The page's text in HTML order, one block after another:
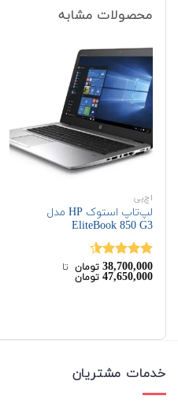
محصولات مشابه
اچ‌پی
لپ‌تاپ استوک HP مدل
EliteBook 850 G3
نمره4.50
از 5
38,700,000 تومان‌ تا ‌
47,650,000 تومان
خدمات مشتریان